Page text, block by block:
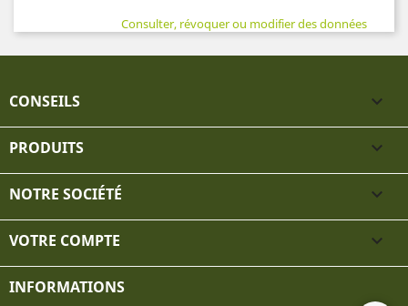
Consulter, révoquer ou modifier des données
CONSEILS 
PRODUITS 
NOTRE SOCIÉTÉ 
VOTRE COMPTE 
INFORMATIONS